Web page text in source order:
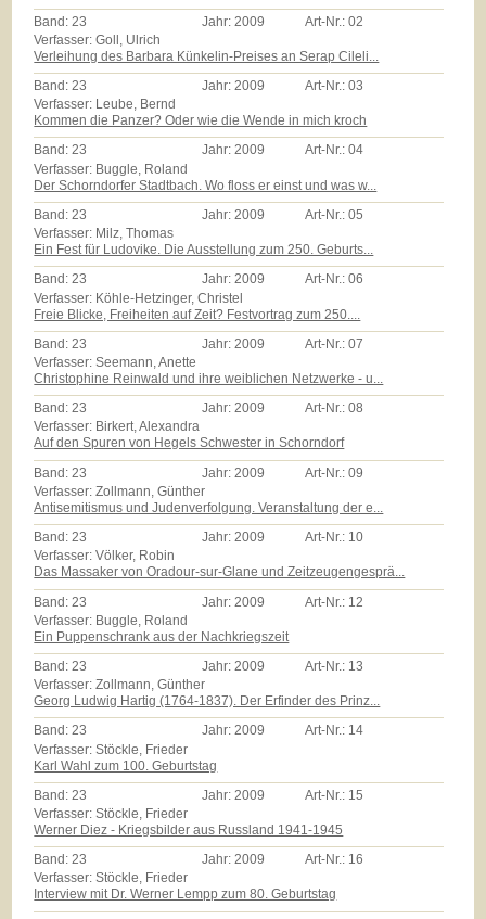
Band: 23 Jahr: 2009 Art-Nr.:02
Verfasser: Goll, Ulrich
Verleihung des Barbara Künkelin-Preises an Serap Cileli...
Band:23 Jahr:2009 Art-Nr.:03
Verfasser: Leube, Bernd
Kommen die Panzer? Oder wie die Wende in mich kroch
Band:23 Jahr:2009 Art-Nr.:04
Verfasser: Buggle, Roland
Der Schorndorfer Stadtbach. Wo floss er einst und was w...
Band:23 Jahr:2009 Art-Nr.:05
Verfasser: Milz, Thomas
Ein Fest für Ludovike. Die Ausstellung zum 250. Geburts...
Band:23 Jahr:2009 Art-Nr.:06
Verfasser: Köhle-Hetzinger, Christel
Freie Blicke, Freiheiten auf Zeit? Festvortrag zum 250....
Band: 23 Jahr: 2009 Art-Nr.:07
Verfasser: Seemann, Anette
Christophine Reinwald und ihre weiblichen Netzwerke - u...
Band:23 Jahr:2009 Art-Nr.:08
Verfasser: Birkert, Alexandra
Auf den Spuren von Hegels Schwester in Schorndorf
Band: 23 Jahr: 2009 Art-Nr.:09
Verfasser: Zollmann, Günther
Antisemitismus und Judenverfolgung. Veranstaltung der e...
Band:23 Jahr:2009 Art-Nr.: 10
Verfasser: Völker, Robin
Das Massaker von Oradour-sur-Glane und Zeitzeugengesprä...
Band: 23 Jahr: 2009 Art-Nr.: 12
Verfasser: Buggle, Roland
Ein Puppenschrank aus der Nachkriegszeit
Band:23 Jahr:2009 Art-Nr.: 13
Verfasser: Zollmann, Günther
Georg Ludwig Hartig (1764-1837). Der Erfinder des Prinz...
Band:23 Jahr:2009 Art-Nr.: 14
Verfasser: Stöckle, Frieder
Karl Wahl zum 100. Geburtstag
Band:23 Jahr:2009 Art-Nr.: 15
Verfasser: Stöckle, Frieder
Werner Diez - Kriegsbilder aus Russland 1941-1945
Band:23 Jahr:2009 Art-Nr.: 16
Verfasser: Stöckle, Frieder
Interview mit Dr. Werner Lempp zum 80. Geburtstag